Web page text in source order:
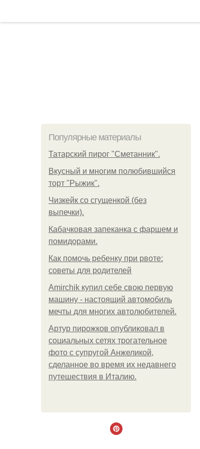
Популярные материалы
Татарский пирог "Сметанник".
Вкусный и многим полюбившийся
торт "Рыжик".
Чизкейк со сгущенкой (без
выпечки).
Кабачковая запеканка с фаршем и
помидорами.
Как помочь ребенку при рвоте:
советы для родителей
Amirchik купил себе свою первую
машину - настоящий автомобиль
мечты для многих автолюбителей.
Артур пирожков опубликовал в
социальных сетях трогательное
фото с супругой Анжеликой,
сделанное во время их недавнего
путешествия в Италию.